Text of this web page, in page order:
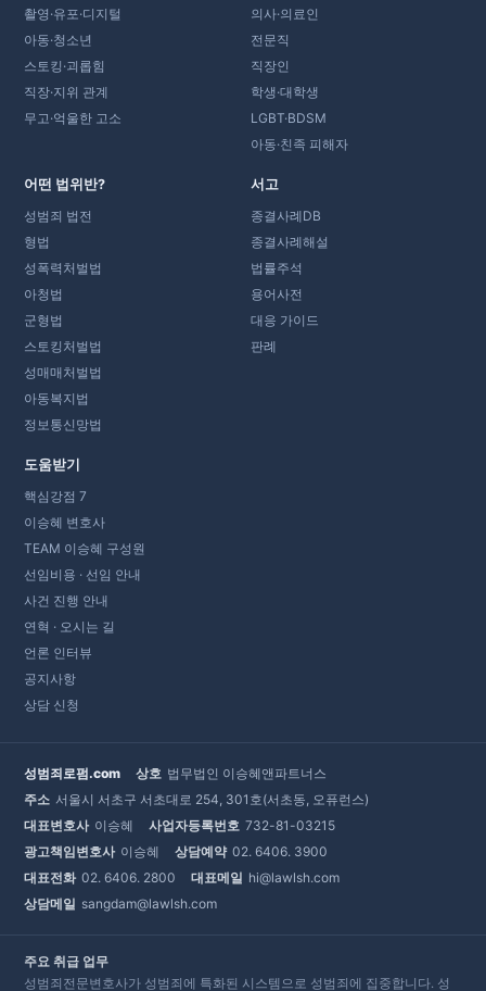
촬영·유포·디지털
아동·청소년
스토킹·괴롭힘
직장·지위 관계
무고·억울한 고소
의사·의료인
전문직
직장인
학생·대학생
LGBT·BDSM
아동·친족 피해자
어떤 법위반?
성범죄 법전
형법
성폭력처벌법
아청법
군형법
스토킹처벌법
성매매처벌법
아동복지법
정보통신망법
서고
종결사례DB
종결사례해설
법률주석
용어사전
대응 가이드
판례
도움받기
핵심강점 7
이승혜 변호사
TEAM 이승혜 구성원
선임비용 · 선임 안내
사건 진행 안내
연혁 · 오시는 길
언론 인터뷰
공지사항
상담 신청
성범죄로펌.com 상호 법무법인 이승혜앤파트너스
주소 서울시 서초구 서초대로 254, 301호(서초동, 오퓨런스)
대표변호사 이승혜 사업자등록번호 732-81-03215
광고책임변호사 이승혜 상담예약 02. 6406. 3900
대표전화 02. 6406. 2800 대표메일 hi@lawlsh.com
상담메일 sangdam@lawlsh.com
주요 취급 업무
성범죄전문변호사가 성범죄에 특화된 시스템으로 성범죄에 집중합니다. 성